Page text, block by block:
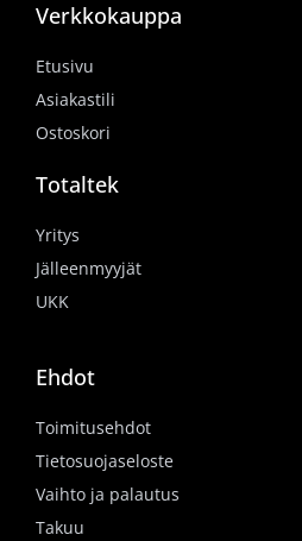
Verkkokauppa
Etusivu
Asiakastili
Ostoskori
Totaltek
Yritys
Jälleenmyyjät
UKK
Ehdot
Toimitusehdot
Tietosuojaseloste
Vaihto ja palautus
Takuu